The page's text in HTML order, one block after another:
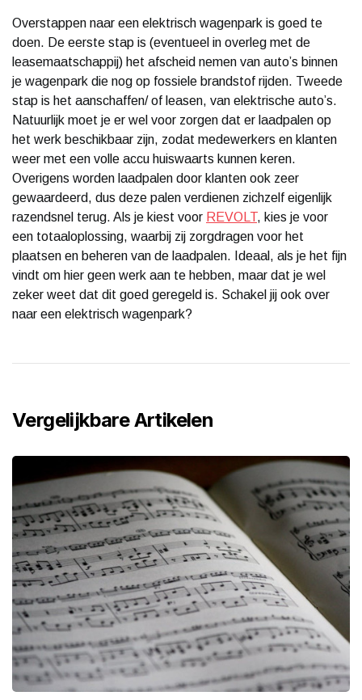
Overstappen naar een elektrisch wagenpark is goed te
doen. De eerste stap is (eventueel in overleg met de
leasemaatschappij) het afscheid nemen van auto’s binnen
je wagenpark die nog op fossiele brandstof rijden. Tweede
stap is het aanschaffen/ of leasen, van elektrische auto’s.
Natuurlijk moet je er wel voor zorgen dat er laadpalen op
het werk beschikbaar zijn, zodat medewerkers en klanten
weer met een volle accu huiswaarts kunnen keren.
Overigens worden laadpalen door klanten ook zeer
gewaardeerd, dus deze palen verdienen zichzelf eigenlijk
razendsnel terug. Als je kiest voor REVOLT, kies je voor
een totaaloplossing, waarbij zij zorgdragen voor het
plaatsen en beheren van de laadpalen. Ideaal, als je het fijn
vindt om hier geen werk aan te hebben, maar dat je wel
zeker weet dat dit goed geregeld is. Schakel jij ook over
naar een elektrisch wagenpark?
Vergelijkbare Artikelen